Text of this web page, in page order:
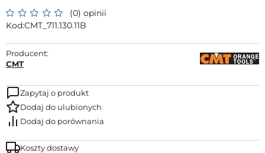
(0) opinii
CMT_711.130.11B
Producent:
CMT
Zapytaj o produkt
Koszty dostawy